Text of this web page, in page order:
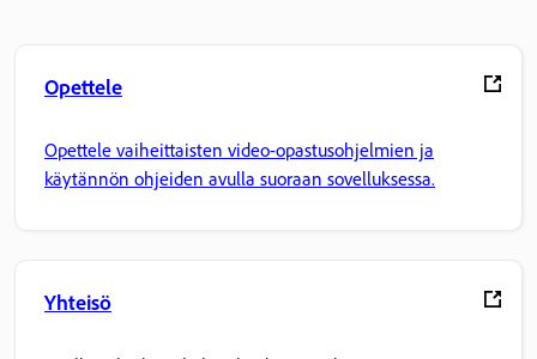
Opettele
Opettele vaiheittaisten video-opastusohjelmien ja
käytännön ohjeiden avulla suoraan sovelluksessa.
Yhteisö